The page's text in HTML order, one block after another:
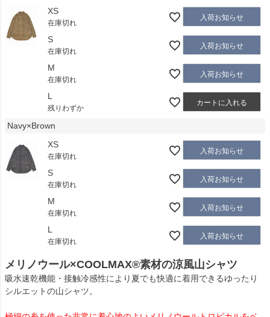
XS
在庫切れ
入荷お知らせ
S
在庫切れ
入荷お知らせ
M
在庫切れ
入荷お知らせ
L
残りわずか
カートに入れる
Navy×Brown
XS
在庫切れ
入荷お知らせ
S
在庫切れ
入荷お知らせ
M
在庫切れ
入荷お知らせ
L
在庫切れ
入荷お知らせ
メリノウール×COOLMAX®素材の涼風山シャツ
吸水速乾機能・接触冷感性により夏でも快適に着用できるゆったり
シルエットの山シャツ。